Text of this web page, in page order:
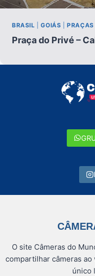
BRASIL |GOIÁS |PRAÇAS
Praça do Privé –
O site Câmeras do
compartilhar câmeras
único